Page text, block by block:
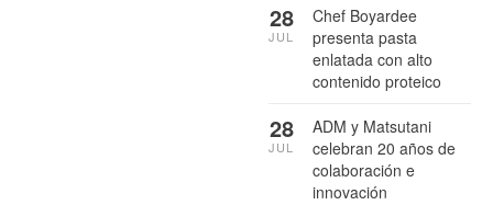
Chef Boyardee
presenta pasta
enlatada con alto
contenido proteico
28
JUL
ADM y Matsutani
celebran 20 años de
colaboración e
innovación
28
JUL